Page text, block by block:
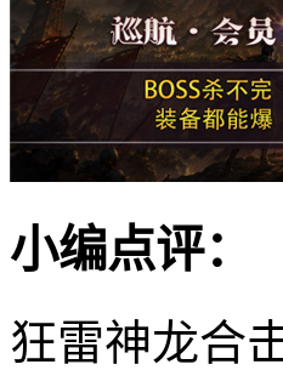
小编点评：
狂雷神龙合